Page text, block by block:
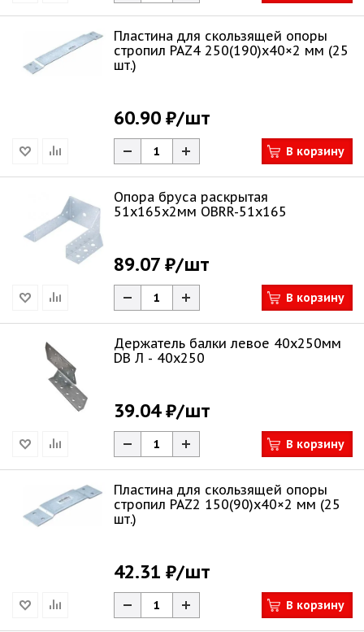
Пластина для скользящей опоры
стропил PAZ4 250(190)х40×2 мм (25
шт.)
60.90 ₽/шт
В корзину
Опора бруса раскрытая
51х165х2мм OBRR-51x165
89.07 ₽/шт
В корзину
Держатель балки левое 40х250мм
DB Л - 40x250
39.04 ₽/шт
В корзину
Пластина для скользящей опоры
стропил PAZ2 150(90)х40×2 мм (25
шт.)
42.31 ₽/шт
В корзину